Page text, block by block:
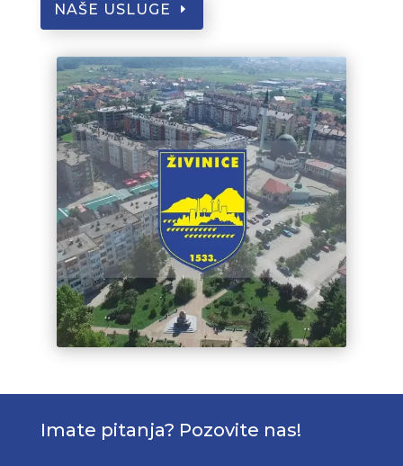
NAŠE USLUGE
Imate pitanja? Pozovite nas!